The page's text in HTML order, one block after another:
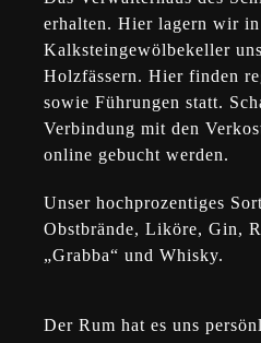
erhalten. Hier lagern wir in
Kalksteingewölbekeller
Holzfässern. Hier finden
sowie Führungen statt.
Verbindung mit den
online gebucht werden.
Unser hochprozentiges
Obstbrände, Liköre, Gin,
„Grabba“ und Whisky.
Der Rum hat es uns